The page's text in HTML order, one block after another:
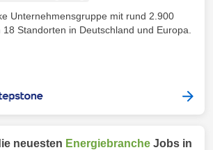
Unternehmensgruppe mit rund 2.900
Standorten in Deutschland und Europa.
neuesten Energiebranche Jobs in